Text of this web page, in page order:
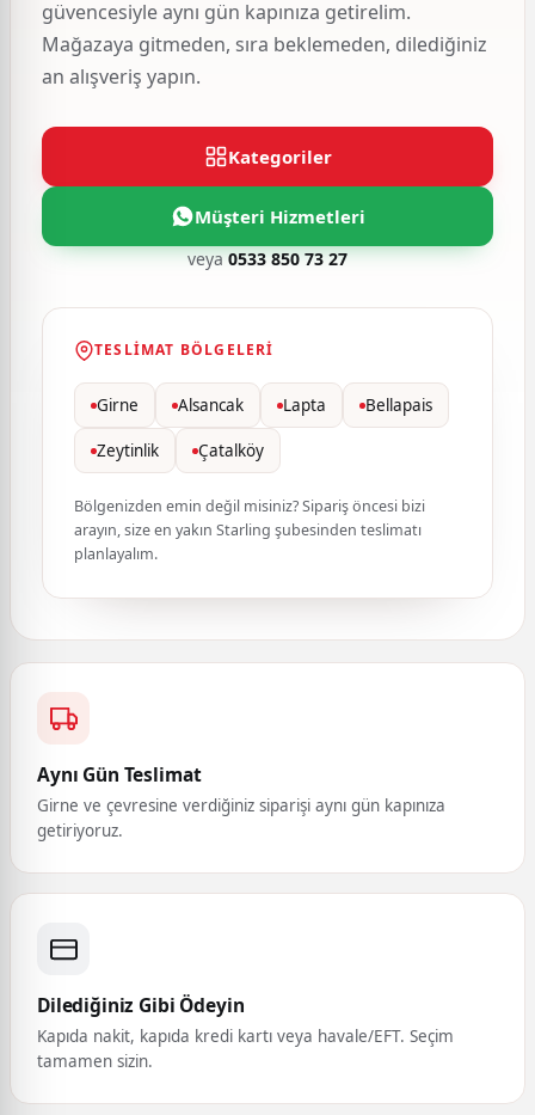
güvencesiyle aynı gün kapınıza getirelim.
Mağazaya gitmeden, sıra beklemeden, dilediğiniz
an alışveriş yapın.
Kategoriler
Müşteri Hizmetleri
veya0533 850 73 27
TESLIMAT BÖLGELERI
Girne Alsancak Lapta Bellapais
Zeytinlik Çatalköy
Bölgenizden emin değil misiniz? Sipariş öncesi bizi
arayın, size en yakın Starling şubesinden teslimatı
planlayalım.
Aynı Gün Teslimat
Girne ve çevresine verdiğiniz siparişi aynı gün kapınıza
getiriyoruz.
Dilediğiniz Gibi Ödeyin
Kapıda nakit, kapıda kredi kartı veya havale/EFT. Seçim
tamamen sizin.